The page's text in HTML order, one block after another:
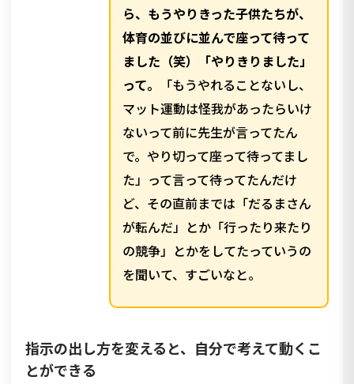
ら、もうやりきった子供たちが、
体育の並びに並んで座って待って
ました（笑）「やりきりました」
って。
「もうやれることないし、
マット運動は怪我があったらいけ
ないって前に先生が言ってたん
で。やり切って座って待ってまし
た」って言って待ってたんだけ
ど、その直前までは「だるまさん
が転んだ」とか「行ったり来たり
の競争」とかをしてたっていうの
を聞いて、すごいなと。
指示の出し方を変えると、自分で考えて動くこ
とができる